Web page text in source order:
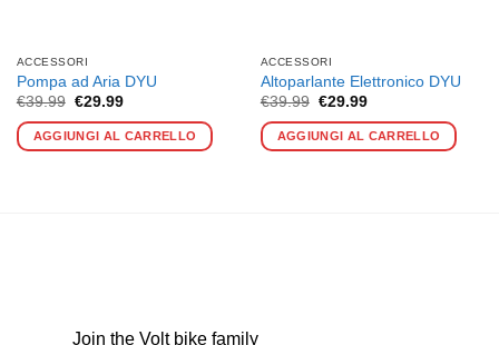
ACCESSORI
Pompa ad Aria DYU
€39.99 Il
originale
era:
€29.99Il
attuale
è:
AGGIUNGI AL CARRELLO
ACCESSORI
Altoparlante Elettronico DYU
€39.99 Il
originale
era:
€29.99Il
attuale
è:
AGGIUNGI AL CARRELLO
Join the Volt bike family